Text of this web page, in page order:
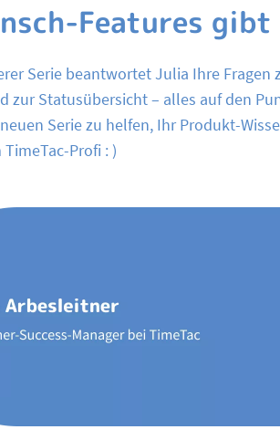
Features gibt
Serie beantwortet Julia Ihre Fragen
zur Statusübersicht – alles auf den
Serie zu helfen, Ihr Produkt-
Profi : )